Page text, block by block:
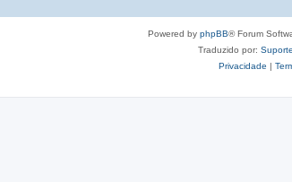
Powered by phpBB® Forum
Traduzido por:
Privacidade |